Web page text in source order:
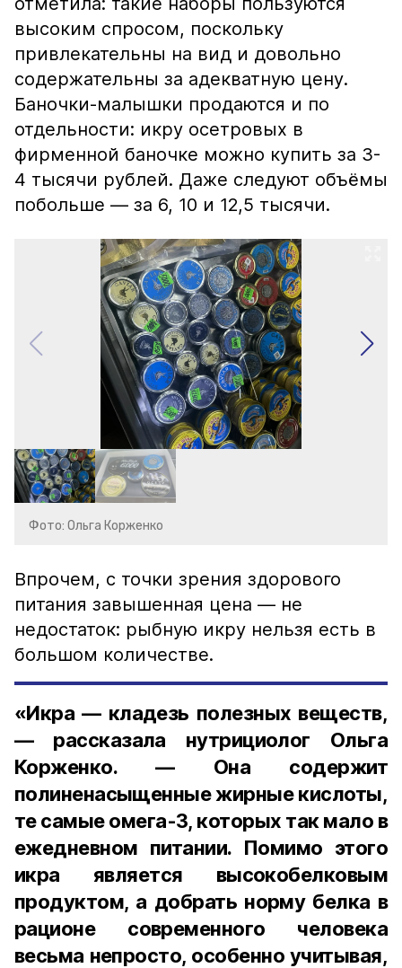
высоким спросом, поскольку
привлекательны на вид и довольно
содержательны за адекватную цену.
Баночки-малышки продаются и по
отдельности: икру осетровых в
фирменной баночке можно купить за 3-
4 тысячи рублей. Даже следуют объёмы
побольше — за 6, 10 и 12,5 тысячи.
Фото: Ольга Корженко
Впрочем, с точки зрения здорового
питания завышенная цена — не
недостаток: рыбную икру нельзя есть в
большом количестве.
«Икра — кладезь полезных веществ,
— рассказала нутрициолог Ольга
Корженко. — Она содержит
полиненасыщенные жирные кислоты,
те самые омега-3, которых так мало в
ежедневном питании. Помимо этого
икра является высокобелковым
продуктом, а добрать норму белка в
рационе современного человека
весьма непросто, особенно учитывая,